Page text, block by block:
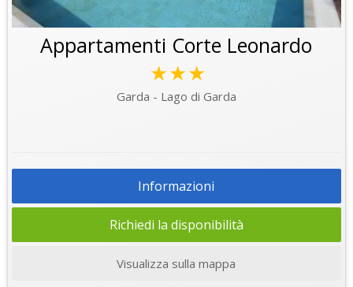
Appartamenti Corte Leonardo
★★★
Garda - Lago di Garda
Informazioni
Richiedi la disponibilità
Visualizza sulla mappa